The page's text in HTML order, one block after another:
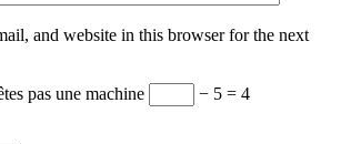
and website in this browser for the next
pas une machine − 5 = 4